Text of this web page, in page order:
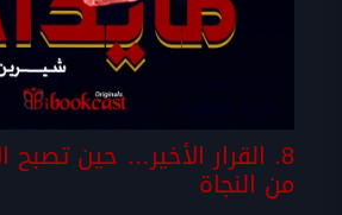
8. القرار الأخير… حين تصبح
من النجاة